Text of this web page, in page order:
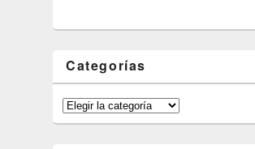
Categorías
Categorías